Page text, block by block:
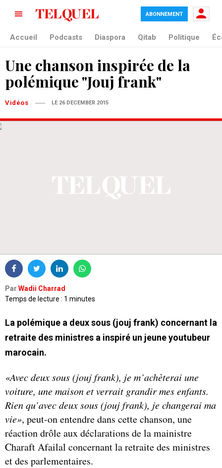
ABONNEMENT
Accueil Podcasts Diaspora Qitab Politique
Une chanson inspirée de la
polémique "Jouj frank"
Vidéos LE 26 DECEMBER 2015
Par Wadii Charrad
Temps de lecture : 1 minutes
La polémique a deux sous (jouj frank) concernant la
retraite des ministres a inspiré un jeune youtubeur
marocain.
«Avec deux sous (jouj frank), je m’achèterai une
voiture, une maison et verrait grandir mes enfants.
Rien qu’avec deux sous (jouj frank), je changerai ma
vie», peut-on entendre dans cette chanson, une
réaction drôle aux déclarations de la mainistre
Charaft Afailal concernant la retraite des ministres
et des parlementaires.